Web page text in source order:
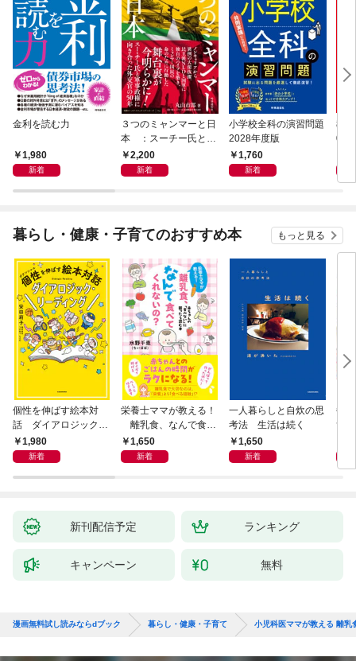
エネルギー不足の子は意外と多い鉄 あなたも鉄の使者になって日本を変
えよう─成長・発達のカギとなる大切な鉄■ TOPIC・トピック 鉄の吸収
率に関する重要な知識■ TOPIC・トピック 各国の鉄欠乏リスク回避対策
─離乳食時期の対応亜鉛 体の発育、免疫の維持、味覚に欠かせない亜鉛
ビタミンＡ ビタミンＡは目の健康や視力の決め手ビタミンＤ 近年世界
で問題になっているもう１つのビタミン不足─ビタミンＤ必須栄養素を使
いこなすおまじない─冬に恋した孫にごはん● COLUMN・コラム 海外の
離乳食売り場は花盛りPART4 離乳食は食べないのが当たり前!? 食べない
のに食べられるようになる秘訣 知らない味は怖いもの赤ちゃんも顔色を
よく見て行動を決めている何度も何度も何度もあげると食べるぐちゃぐち
ゃでＯＫ食べないときに確認すること─丸のみ・むせこみ・オエっとする
ときにも食べていたのに食べなくなったときに確認すること ─ はっはっは
う離乳食」なら、あら、こんなに簡単！ あら、こんなに便利！小児科医
お米やオートミールからスタートし、初めての食材を１種類ずつあげる
ステップ２ 食べる種類を増やす。複数の食材が使われているものにもト
プ１から３のおさらい■ TOPIC・トピック 日本人の塩分摂取量─離乳食
をきっかけに減塩を！● COLUMN・コラム 「それでもやっぱり手作りし
たい」というママたちへ■ TOPIC・トピック 重要!!! 子どもを持つ皆さ
んに必ず知ってほしいこと！ ─離乳食開始前に
金利を読む力
1,980
新着
３つのミャンマーと日
本 ：スーチー氏と軍
事政権に向き合った外
交官の50年
2,200
新着
小学校全科の演習問題
2028年度版
1,760
新着
教
028
暮らし・健康・子育てのおすすめ本 もっと見る
個性を伸ばす絵本対
話 ダイアロジック・
リーディング
1,980
新着
栄養士ママが教える！
離乳食、なんで食べ
てくれないの？ 赤ちゃ
んの「食べない」に困
1,650
新着
一人暮らしと自炊の思
考法 生活は続く
1,650
新着
毎
ず
新刊配信予定 ランキング
キャンペーン 無料
漫画無料試し読みならdブック 暮らし・健康・子育て 小児科医ママが教える 離乳